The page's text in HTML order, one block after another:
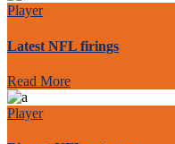
Player
Latest NFL firings
Read More
Player